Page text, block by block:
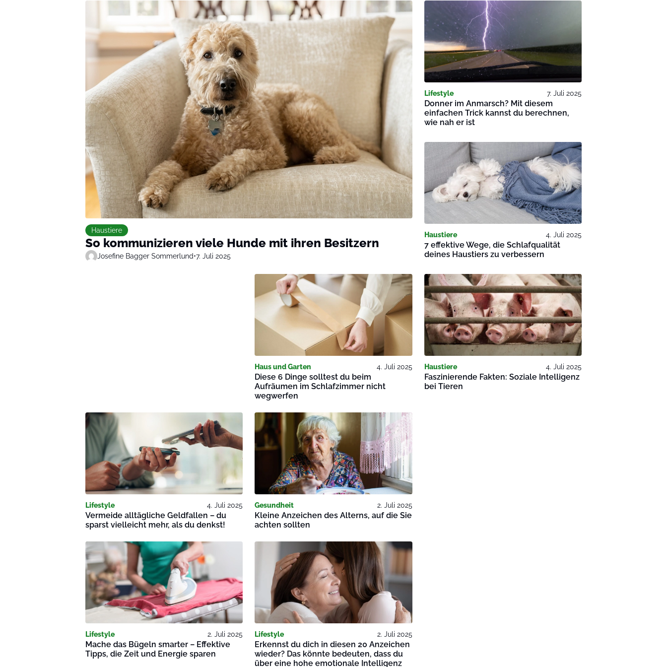
Haustiere
So kommunizieren viele Hunde mit ihren Besitzern
Josefine Bagger Sommerlund•7. Juli 2025
Lifestyle 7. Juli 2025
Donner im Anmarsch? Mit diesem
einfachen Trick kannst du berechnen,
wie nah er ist
Haustiere 4. Juli 2025
7 effektive Wege, die Schlafqualität
deines Haustiers zu verbessern
Haus und Garten 4. Juli 2025
Diese 6 Dinge solltest du beim
Aufräumen im Schlafzimmer nicht
wegwerfen
Haustiere 4. Juli 2025
Faszinierende Fakten: Soziale Intelligenz
bei Tieren
Lifestyle 4. Juli 2025
Vermeide alltägliche Geldfallen – du
sparst vielleicht mehr, als du denkst!
Gesundheit 2. Juli 2025
Kleine Anzeichen des Alterns, auf die Sie
achten sollten
Lifestyle 2. Juli 2025
Mache das Bügeln smarter – Effektive
Tipps, die Zeit und Energie sparen
Lifestyle 2. Juli 2025
Erkennst du dich in diesen 20 Anzeichen
wieder? Das könnte bedeuten, dass du
über eine hohe emotionale Intelligenz